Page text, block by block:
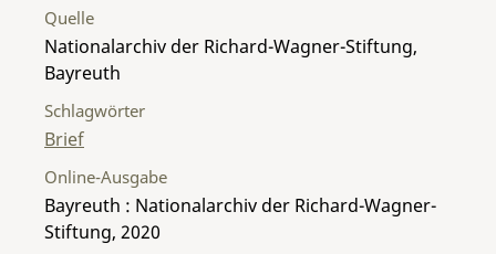
Quelle
Nationalarchiv der Richard-Wagner-Stiftung,
Bayreuth
Schlagwörter
Brief
Online-Ausgabe
Bayreuth : Nationalarchiv der Richard-Wagner-
Stiftung, 2020